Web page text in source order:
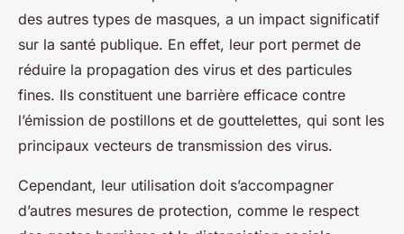
des autres types de masques, a un impact significatif
sur la santé publique. En effet, leur port permet de
réduire la propagation des virus et des particules
fines. Ils constituent une barrière efficace contre
l’émission de postillons et de gouttelettes, qui sont les
principaux vecteurs de transmission des virus.
Cependant, leur utilisation doit s’accompagner
d’autres mesures de protection, comme le respect